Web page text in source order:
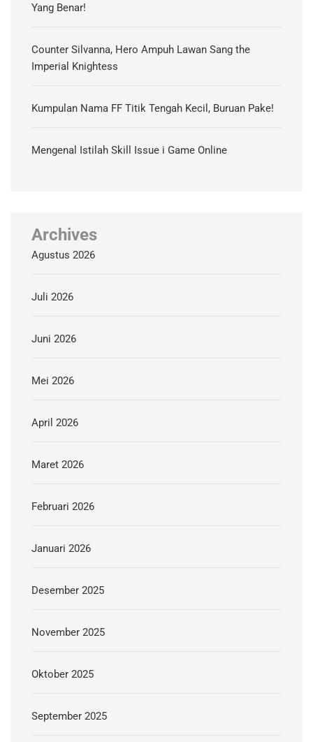
Yang Benar!
Counter Silvanna, Hero Ampuh Lawan Sang the
Imperial Knightess
Kumpulan Nama FF Titik Tengah Kecil, Buruan Pake!
Mengenal Istilah Skill Issue i Game Online
Archives
Agustus 2026
Juli 2026
Juni 2026
Mei 2026
April 2026
Maret 2026
Februari 2026
Januari 2026
Desember 2025
November 2025
Oktober 2025
September 2025